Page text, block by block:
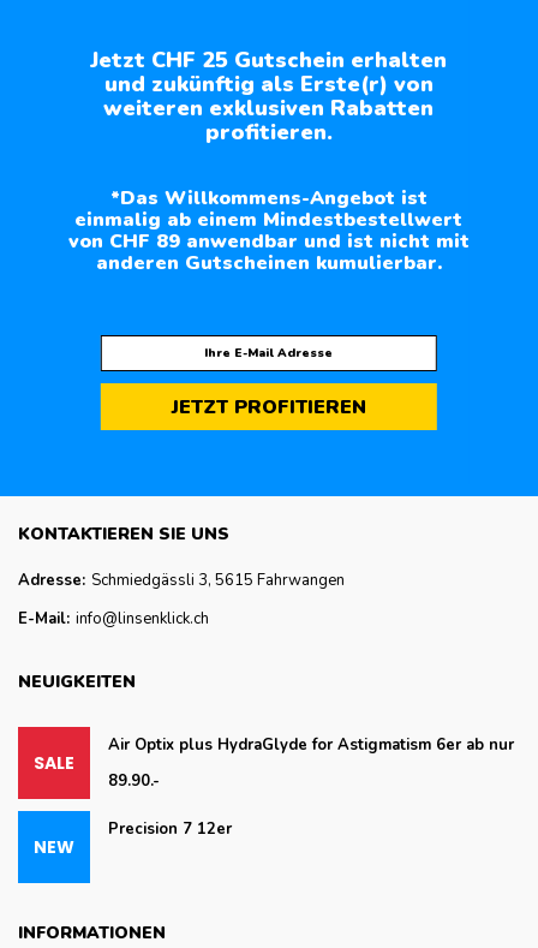
Jetzt CHF 25 Gutschein erhalten
und zukünftig als Erste(r) von
weiteren exklusiven Rabatten
profitieren.
*Das Willkommens-Angebot ist
einmalig ab einem Mindestbestellwert
von CHF 89 anwendbar und ist nicht mit
anderen Gutscheinen kumulierbar.
JETZT PROFITIEREN
KONTAKTIEREN SIE UNS
Adresse: Schmiedgässli 3, 5615 Fahrwangen
E-Mail: info@linsenklick.ch
NEUIGKEITEN
Air Optix plus HydraGlyde for Astigmatism 6er ab nur
89.90.-
Precision 7 12er
INFORMATIONEN